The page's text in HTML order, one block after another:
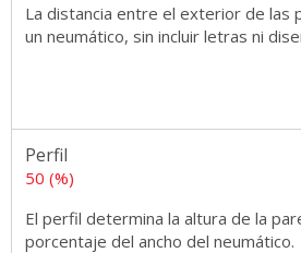
La distancia entre el exterior de las
un neumático, sin incluir letras ni
Perfil
50 (%)
El perfil determina la altura de la
porcentaje del ancho del neumático.